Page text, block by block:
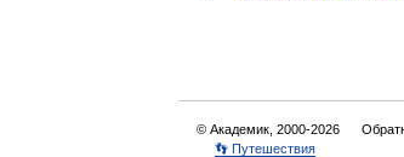
© Академик, 2000-2026
👣 Путешествия